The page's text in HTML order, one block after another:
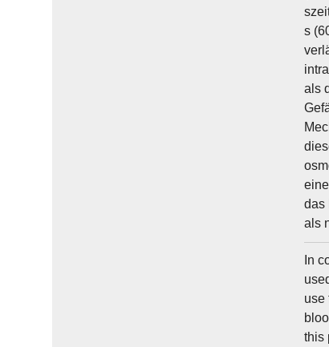
s
als
das
als
In
use
this